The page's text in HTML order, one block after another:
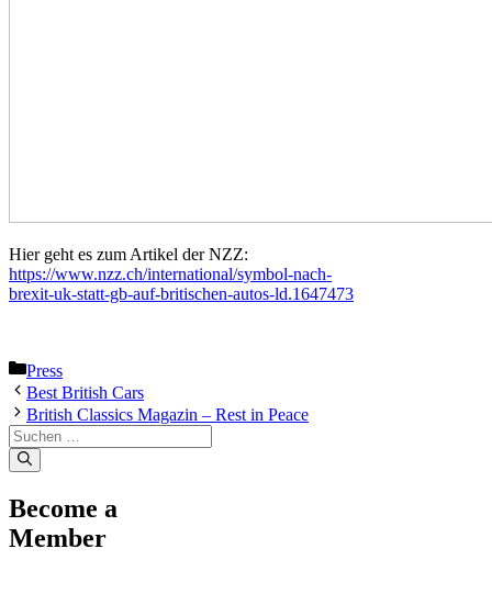
Hier geht es zum Artikel der NZZ:
https://www.nzz.ch/international/symbol-nach-
brexit-uk-statt-gb-auf-britischen-autos-ld.1647473
Kategorien
Press
Best British Cars
British Classics Magazin – Rest in Peace
Suche
nach:
Become a
Member